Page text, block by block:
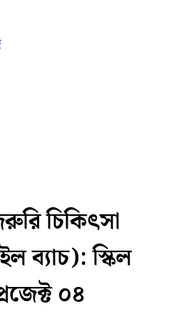
চিকিৎসা
ব্যাচ): স্কিল
০৪